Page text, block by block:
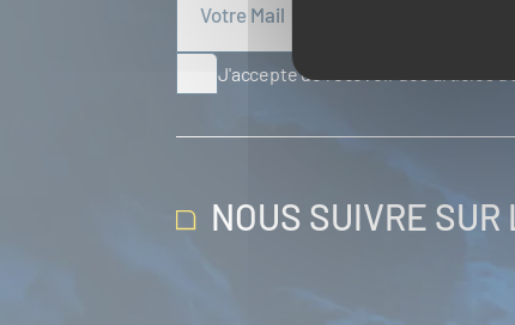
J'accepte de recevoir des articles
NOUS SUIVRE